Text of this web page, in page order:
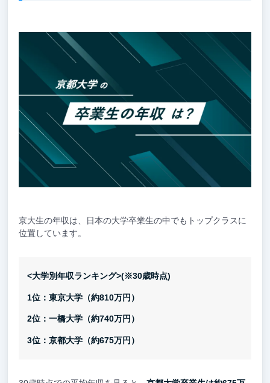
京大生の年収は、日本の大学卒業生の中でもトップクラスに
位置しています。
<大学別年収ランキング>(※30歳時点)
1位：東京大学（約810万円）
2位：一橋大学（約740万円）
3位：京都大学（約675万円）